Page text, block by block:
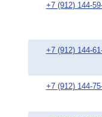
+7 (912) 144-
+7 (912) 144-
+7 (912) 144-